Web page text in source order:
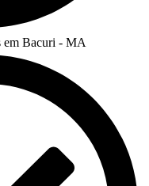
em Bacuri - MA